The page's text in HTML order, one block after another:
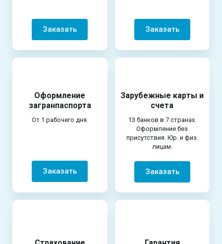
Заказать Заказать
Оформление
загранпаспорта
От 1 рабочего дня.
Заказать
Зарубежные карты и
счета
13 банков в 7 странах.
Оформление без
присутствия. Юр. и физ.
лицам.
Заказать